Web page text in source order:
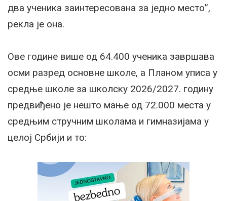
два ученика заинтересована за једно место”,
рекла је она.
Ове године више од 64.400 ученика завршава
осми разред основне школе, а Планом уписа у
средње школе за школску 2026/2027. годину
предвиђено је нешто мање од 72.000 места у
средњим стручним школама и гимназијама у
целој Србији и то: